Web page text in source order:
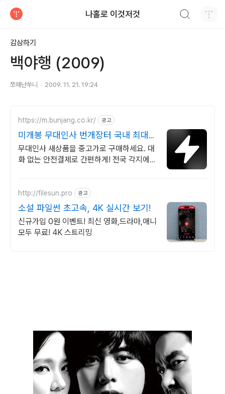
나홀로 이것저것
감상하기
백야행 (2009)
쪼매난쑤니 2009. 11. 21. 19:24
https://m.bunjang.co.kr/ 광고
미개봉 무대인사 번개장터 국내 최대
브랜드 중고거래
무대인사 새상품을 중고가로 구매하세요. 대
화 없는 안전결제로 간편하게! 전국 각지에서
http://filesun.pro 광고
소설 파일썬 초고속, 4K 실시간 보기!
신규가입 0원 이벤트! 최신 영화,드라마,애니
모두 무료! 4K 스트리밍